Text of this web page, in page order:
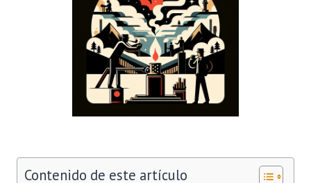
Contenido de este artículo